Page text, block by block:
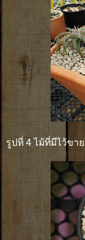
รูปที่ 4 ไม้ที่มีไว้ขา